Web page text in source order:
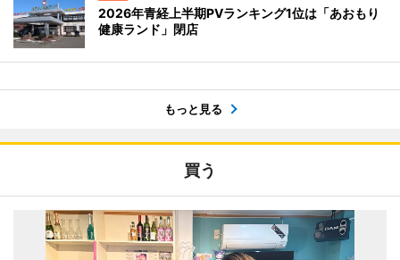
2026年青経上半期PVランキング1位は「あおもり
健康ランド」閉店
もっと見る
買う